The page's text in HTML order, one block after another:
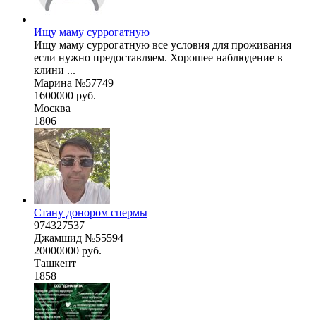
Ищу маму суррогатную
Ищу маму суррогатную все условия для проживания
если нужно предоставляем. Хорошее наблюдение в
клини ...
Марина №57749
1600000 руб.
Москва
1806
Стану донором спермы
974327537
Джамшид №55594
20000000 руб.
Ташкент
1858